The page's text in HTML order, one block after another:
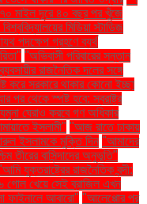
মাইল দূরে ৪০ বছর পর খুঁজে
মিডিয়া স্টাডিজ
পদক্ষেপ গ্রহণে ব্যর্থ
"অভিবাসী পরিবারের সন্তান
রাজনৈতিক দলের সঙ্গে
করে সরকারে থাকার কোনো ইচ্ছা
পর থেকে স্পষ্ট হবে: স্বরাষ্ট্র
ঘেরাও করবে গণ অধিকার
ইসলামী" "আজ রাতে ঢাকায়
ইসলামকে মুক্তি দিন "আমাদের
তীরের বাসিন্দাদের অনুভূতি"
যুক্তরাষ্ট্রের রাজনৈতিক বন্দী:
৬ গোল খেয়ে সেই ব্রাজিল এখন
ফাইনালে আবারো" "আলেপ্পোর পর